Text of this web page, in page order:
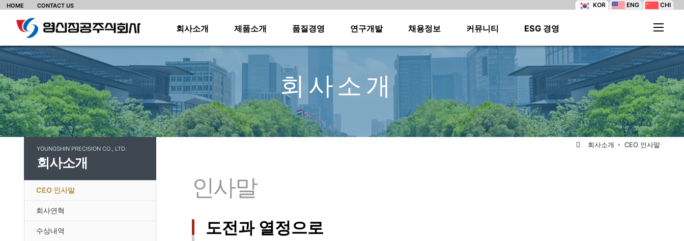
HOME CONTACT US KOR ENG CHI
회사소개
·
·
·
·
제품소개
·
·
·
·
품질경영
·
·
연구개발
·
·
채용정보 커뮤니티
·
·
·
ESG 경영
·
·
·
·
·
회사소개
YOUNGSHIN PRECISION CO., LTD.
회사소개
CEO 인사말
회사연혁
수상내역
회사소개 CEO 인사말
인사말
도전과 열정으로